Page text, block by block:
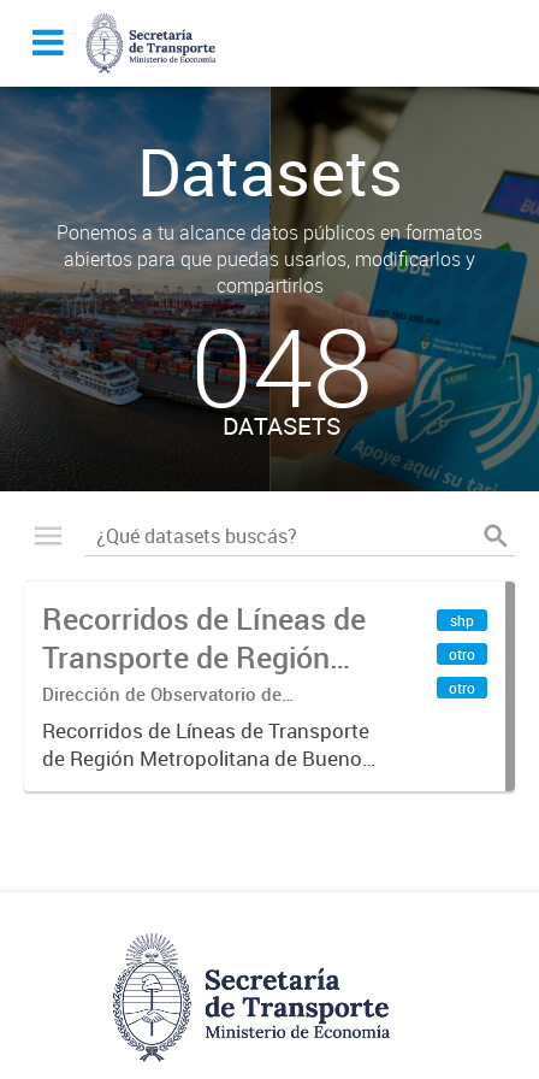
Datasets
Ponemos a tu alcance datos públicos en formatos
abiertos para que puedas usarlos, modificarlos y
compartirlos
048
DATASETS
Recorridos de Líneas de
Transporte de Región
Metropolitana de
Buenos Aires (RMBA)
Dirección de Observatorio de
Transporte, Estudio y Sistemas
Recorridos de Líneas de Transporte
de Región Metropolitana de Buenos
Aires (RMBA).-
shp
otro
otro